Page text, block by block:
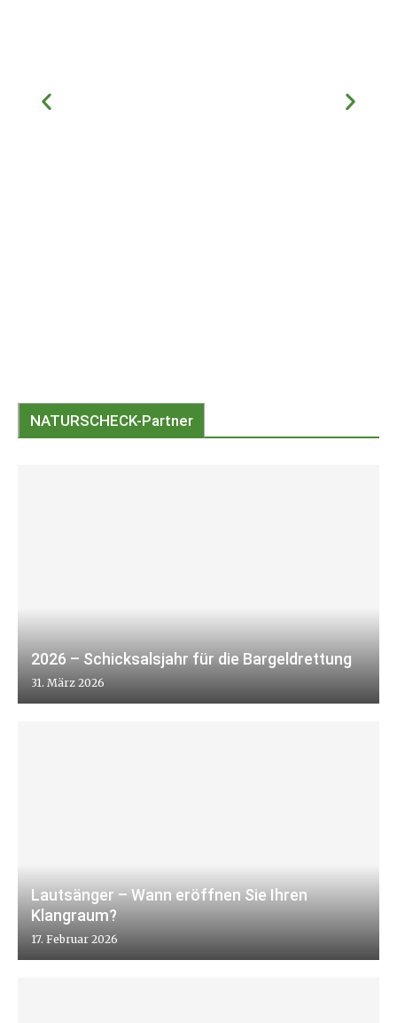
NATURSCHECK-Partner
2026 – Schicksalsjahr für die Bargeldrettung
31. März 2026
Lautsänger – Wann eröffnen Sie Ihren
Klangraum?
17. Februar 2026